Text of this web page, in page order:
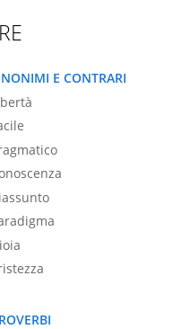
E CONTRARI